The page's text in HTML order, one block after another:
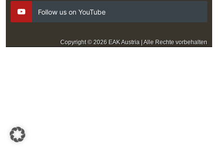
Follow us on YouTube
Copyright © 2026 EAK Austria | Alle Rechte vorbehalten